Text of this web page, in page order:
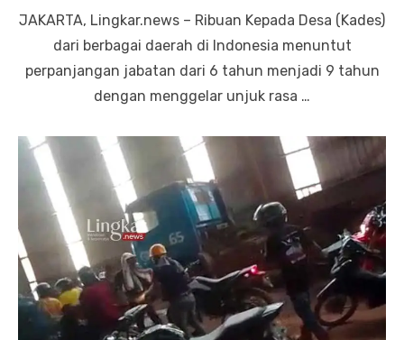
JAKARTA, Lingkar.news – Ribuan Kepada Desa (Kades)
dari berbagai daerah di Indonesia menuntut
perpanjangan jabatan dari 6 tahun menjadi 9 tahun
dengan menggelar unjuk rasa …